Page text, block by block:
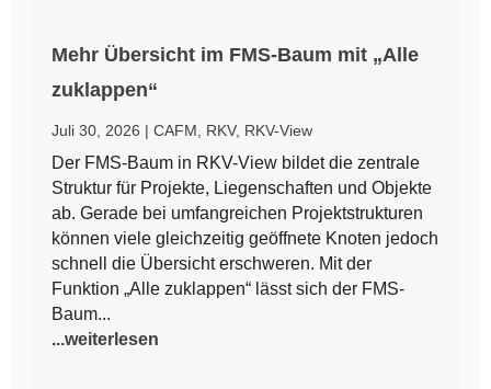
Mehr Übersicht im FMS-Baum mit „Alle
zuklappen“
Juli 30, 2026 |CAFM RKV, RKV-View
Der FMS-Baum in RKV-View bildet die zentrale
Struktur für Projekte, Liegenschaften und Objekte
ab. Gerade bei umfangreichen Projektstrukturen
können viele gleichzeitig geöffnete Knoten jedoch
schnell die Übersicht erschweren. Mit der
Funktion „Alle zuklappen“ lässt sich der FMS-
Baum...
...weiterlesen